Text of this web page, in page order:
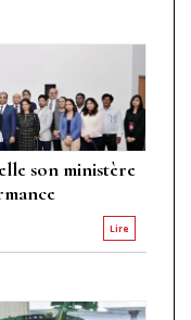
son ministère
Lire